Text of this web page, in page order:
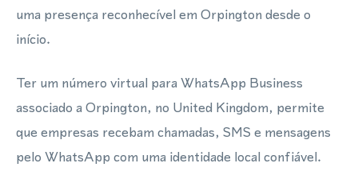
uma presença reconhecível em Orpington desde o
início.
Ter um número virtual para WhatsApp Business
associado a Orpington, no United Kingdom, permite
que empresas recebam chamadas, SMS e mensagens
pelo WhatsApp com uma identidade local confiável.